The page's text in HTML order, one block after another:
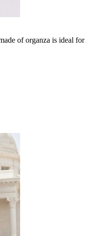
of organza is ideal for